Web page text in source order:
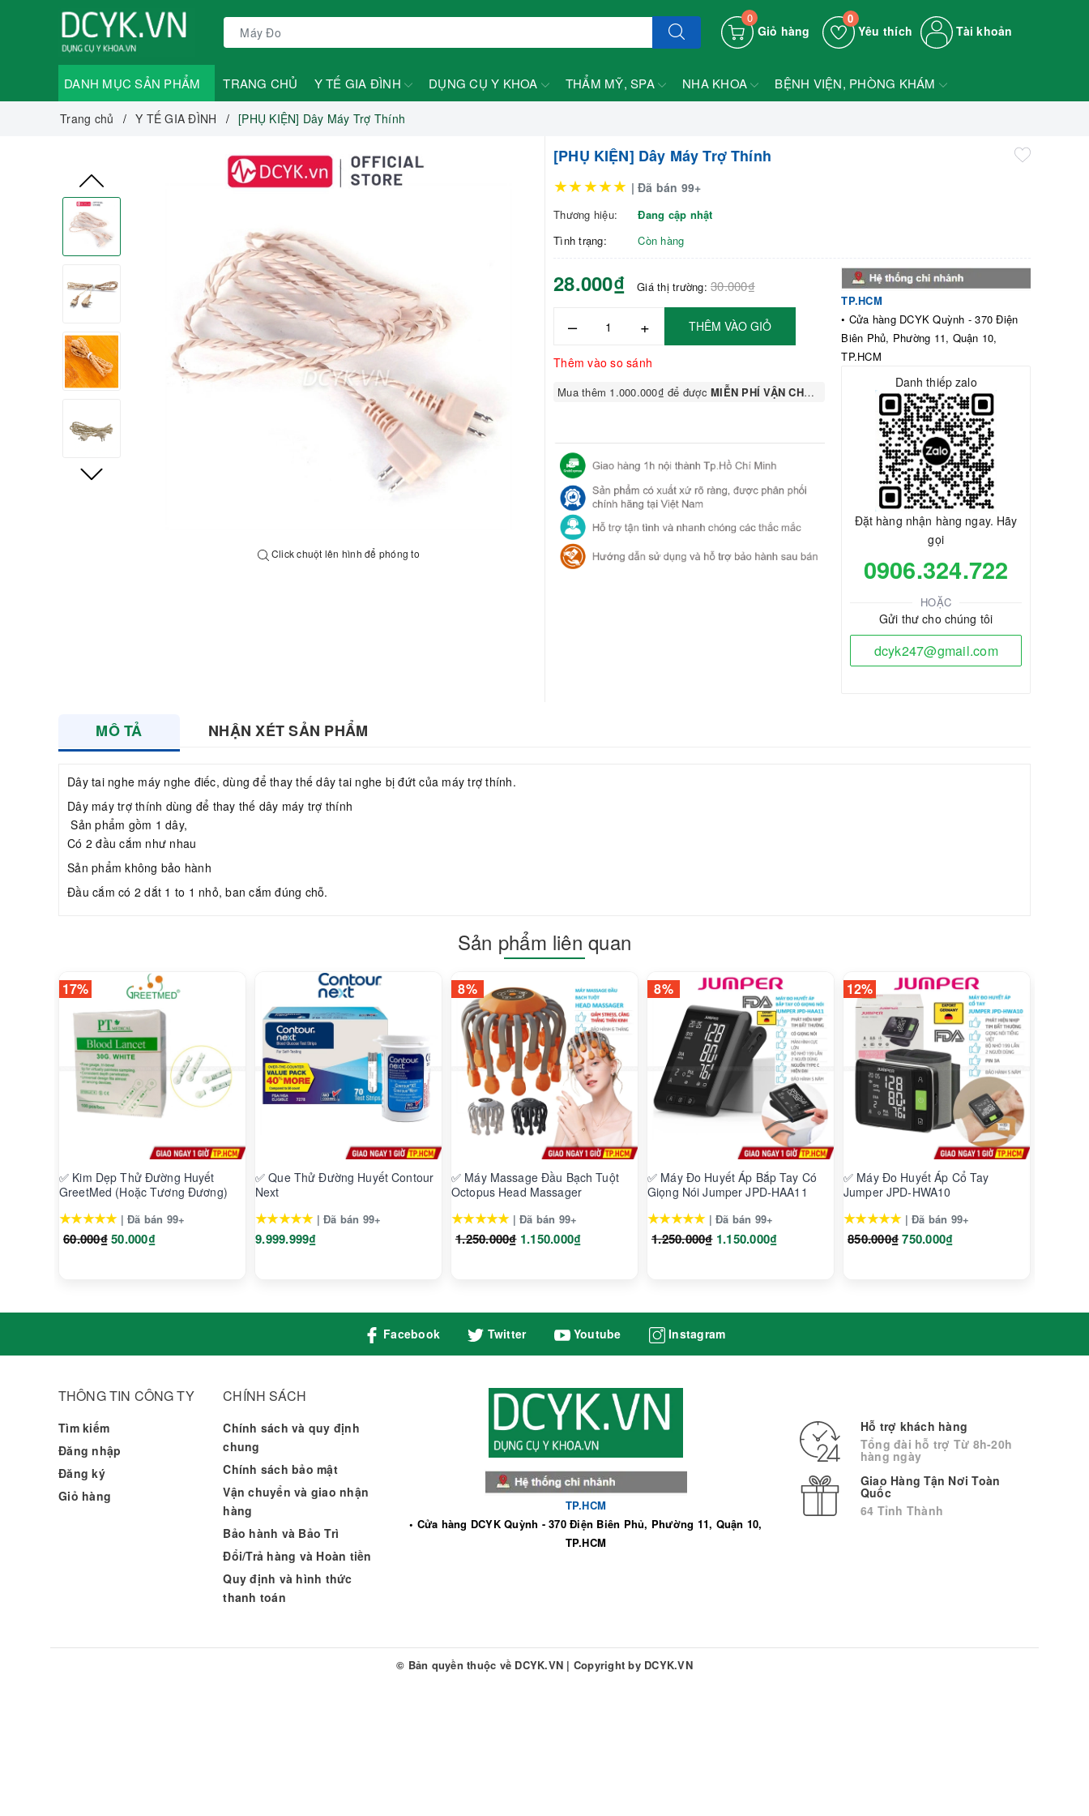
0
Giỏ hàng Yêu thích
0
Tài khoản
DANH MỤC SẢN PHẨM TRANG CHỦ Y TẾ GIA ĐÌNH DỤNG CỤ Y KHOA THẨM MỸ, SPA NHA KHOA BỆNH VIỆN, PHÒNG KHÁM
Trang chủ Y TẾ GIA ĐÌNH [PHỤ KIỆN] Dây Máy Trợ Thính
Click chuột lên hình để phóng to
[PHỤ KIỆN] Dây Máy Trợ Thính
★★★★★ | Đã bán 99+
Thương hiệu:
Đang cập nhật
Tình trạng:
Còn hàng
28.000₫ Giá thị trường: 30.000₫
– + THÊM VÀO GIỎ
Thêm vào so sánh
Mua thêm 1.000.000₫ để được MIỄN PHÍ VẬN CHUYỂN
TP.HCM
• Cửa hàng DCYK Quỳnh - 370 Điện
Biên Phủ, Phường 11, Quận 10,
TP.HCM
Danh thiếp zalo
Đặt hàng nhận hàng ngay. Hãy
gọi
0906.324.722
HOẶC
Gửi thư cho chúng tôi
dcyk247@gmail.com
MÔ TẢ NHẬN XÉT SẢN PHẨM
Dây tai nghe máy nghe điếc, dùng để thay thế dây tai nghe bị đứt của máy trợ thính.
Dây máy trợ thính dùng để thay thế dây máy trợ thính
Sản phẩm gồm 1 dây,
Có 2 đầu cắm như nhau
Sản phẩm không bảo hành
Đầu cắm có 2 dắt 1 to 1 nhỏ, ban cắm đúng chỗ.
Sản phẩm liên quan
17%
✅ Kim Dẹp Thử Đường Huyết
GreetMed (Hoặc Tương Đương)
★★★★★ | Đã bán 99+
60.000₫50.000₫
✅ Que Thử Đường Huyết Contour
Next
★★★★★ | Đã bán 99+
9.999.999₫
8%
✅ Máy Massage Đầu Bạch Tuột
Octopus Head Massager
★★★★★ | Đã bán 99+
1.250.000₫ 1.150.000₫
8%
✅ Máy Đo Huyết Áp Bắp Tay Có
Giọng Nói Jumper JPD-HAA11
★★★★★ | Đã bán 99+
1.250.000₫ 1.150.000₫
12%
✅ Máy Đo Huyết Áp Cổ Tay
Jumper JPD-HWA10
★★★★★ | Đã bán 99+
850.000₫750.000₫
Facebook Twitter Youtube Instagram
THÔNG TIN CÔNG TY
Tìm kiếm
Đăng nhập
Đăng ký
Giỏ hàng
CHÍNH SÁCH
Chính sách và quy định
chung
Chính sách bảo mật
Vận chuyển và giao nhận
hàng
Bảo hành và Bảo Trì
Đổi/Trả hàng và Hoàn tiền
Quy định và hình thức
thanh toán
TP.HCM
• Cửa hàng DCYK Quỳnh - 370 Điện Biên Phủ, Phường 11, Quận 10,
TP.HCM
Hỗ trợ khách hàng
Tổng đài hỗ trợ Từ 8h-20h
hàng ngày
Giao Hàng Tận Nơi Toàn
Quốc
64 Tỉnh Thành
© Bản quyền thuộc về DCYK.VN | Copyright by DCYK.VN